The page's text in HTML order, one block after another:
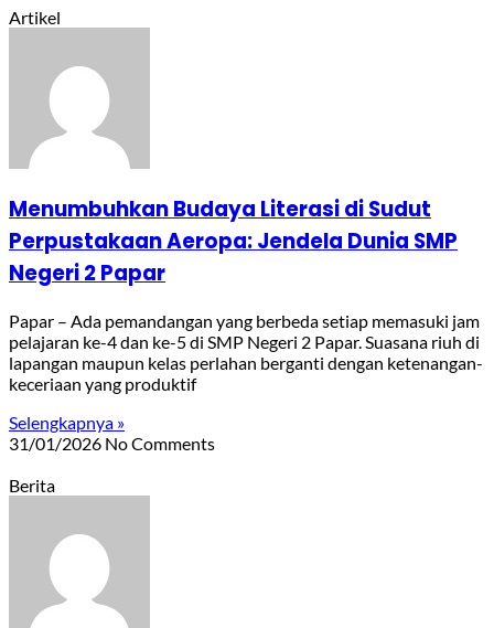
Artikel
Menumbuhkan Budaya Literasi di Sudut
Perpustakaan Aeropa: Jendela Dunia SMP
Negeri 2 Papar
Papar – Ada pemandangan yang berbeda setiap memasuki jam
pelajaran ke-4 dan ke-5 di SMP Negeri 2 Papar. Suasana riuh di
lapangan maupun kelas perlahan berganti dengan ketenangan-
keceriaan yang produktif
Selengkapnya »
31/01/2026 No Comments
Berita